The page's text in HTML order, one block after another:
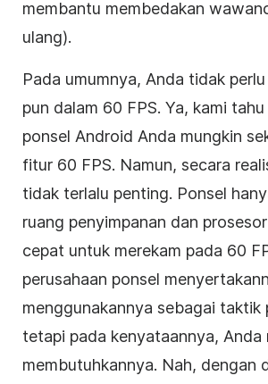
membantu membedakan
ulang).
Pada umumnya, Anda tidak
pun dalam 60 FPS. Ya, kami
ponsel Android Anda mungkin
fitur 60 FPS. Namun, secara
tidak terlalu penting. Ponsel
ruang penyimpanan dan
cepat untuk merekam pada 60
perusahaan ponsel
menggunakannya sebagai taktik
tetapi pada kenyataannya, Anda
membutuhkannya. Nah, dengan